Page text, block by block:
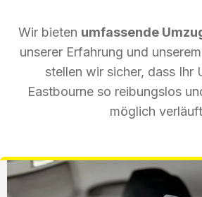
Wir bieten umfassende
unserer Erfahrung und
stellen wir sicher, dass Ihr
Eastbourne so reibungslos
möglich